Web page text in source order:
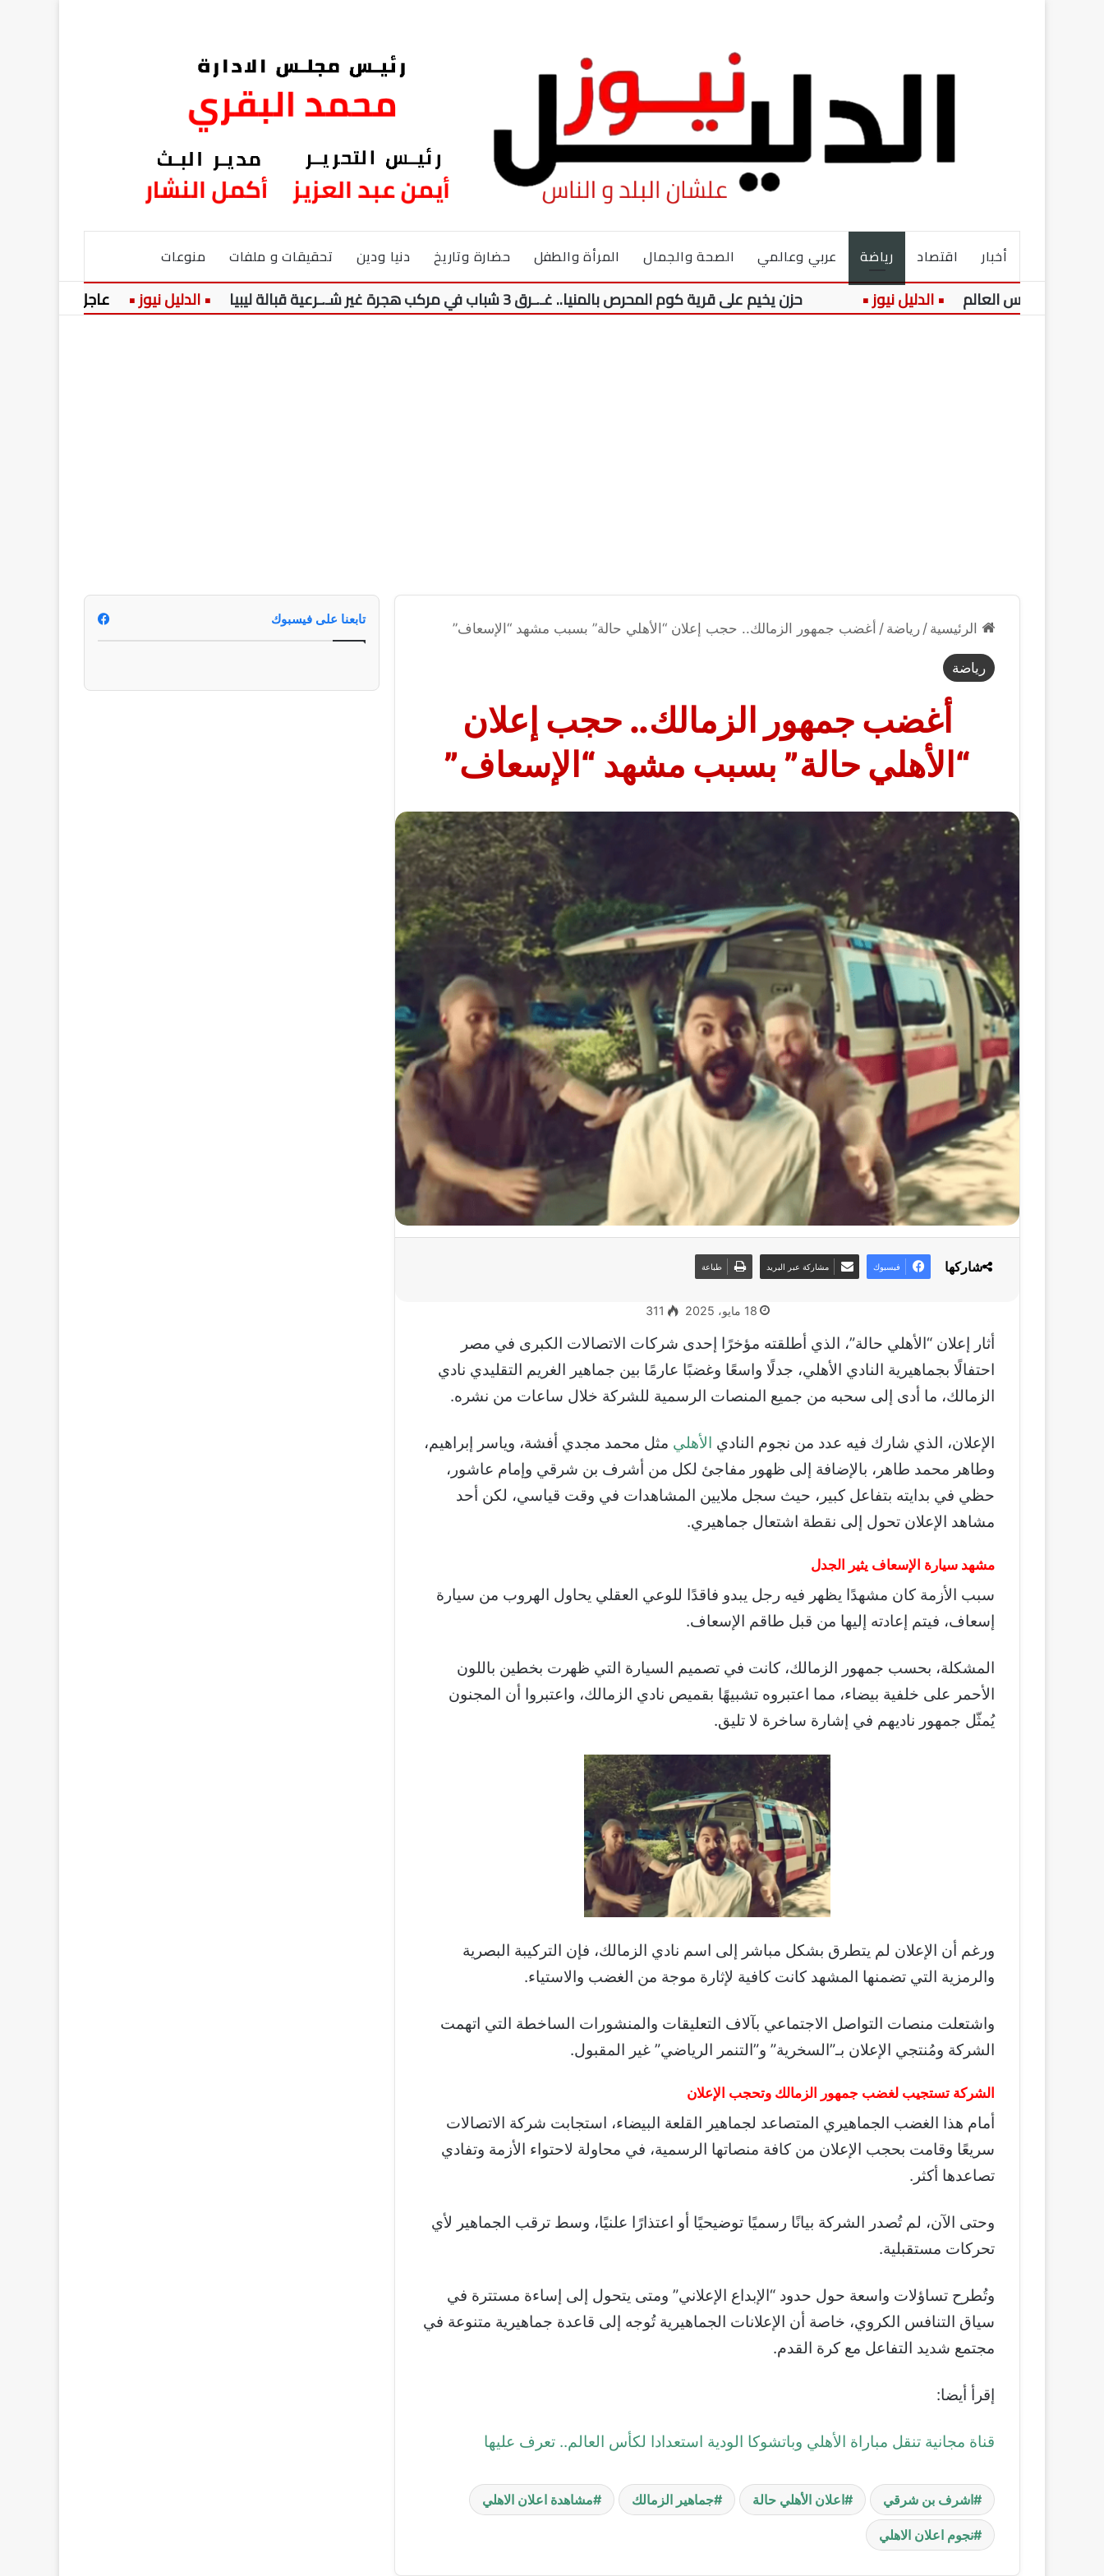
أخبار اقتصاد رياضة عربي وعالمي الصحة والجمال المرأة والطفل حضارة وتاريخ دنيا ودين تحقيقات و ملفات منوعات
حزن يخيم على قرية كوم المحرص بالمنيا.. غـ.ـرق 3 شباب في مركب هجرة غير شـ.ـرعية قبالة ليبيا عاجل: الخريطة الزمنية للعام الدراسي 2027..
الرئيسية / رياضة / أغضب جمهور الزمالك.. حجب إعلان “الأهلي حالة” بسبب مشهد “الإسعاف”
رياضة
أغضب جمهور الزمالك.. حجب إعلان
“الأهلي حالة” بسبب مشهد “الإسعاف”
18 مايو، 2025 311
أثار إعلان “الأهلي حالة”، الذي أطلقته مؤخرًا إحدى شركات الاتصالات الكبرى في مصر
احتفالًا بجماهيرية النادي الأهلي، جدلًا واسعًا وغضبًا عارمًا بين جماهير الغريم التقليدي نادي
الزمالك، ما أدى إلى سحبه من جميع المنصات الرسمية للشركة خلال ساعات من نشره.
الإعلان، الذي شارك فيه عدد من نجوم النادي الأهلي مثل محمد مجدي أفشة، وياسر إبراهيم،
وطاهر محمد طاهر، بالإضافة إلى ظهور مفاجئ لكل من أشرف بن شرقي وإمام عاشور،
حظي في بدايته بتفاعل كبير، حيث سجل ملايين المشاهدات في وقت قياسي، لكن أحد
مشاهد الإعلان تحول إلى نقطة اشتعال جماهيري.
مشهد سيارة الإسعاف يثير الجدل
سبب الأزمة كان مشهدًا يظهر فيه رجل يبدو فاقدًا للوعي العقلي يحاول الهروب من سيارة
إسعاف، فيتم إعادته إليها من قبل طاقم الإسعاف.
المشكلة، بحسب جمهور الزمالك، كانت في تصميم السيارة التي ظهرت بخطين باللون
الأحمر على خلفية بيضاء، مما اعتبروه تشبيهًا بقميص نادي الزمالك، واعتبروا أن المجنون
يُمثّل جمهور ناديهم في إشارة ساخرة لا تليق.
ورغم أن الإعلان لم يتطرق بشكل مباشر إلى اسم نادي الزمالك، فإن التركيبة البصرية
والرمزية التي تضمنها المشهد كانت كافية لإثارة موجة من الغضب والاستياء.
واشتعلت منصات التواصل الاجتماعي بآلاف التعليقات والمنشورات الساخطة التي اتهمت
الشركة ومُنتجي الإعلان بـ”السخرية” و”التنمر الرياضي” غير المقبول.
الشركة تستجيب لغضب جمهور الزمالك وتحجب الإعلان
أمام هذا الغضب الجماهيري المتصاعد لجماهير القلعة البيضاء، استجابت شركة الاتصالات
سريعًا وقامت بحجب الإعلان من كافة منصاتها الرسمية، في محاولة لاحتواء الأزمة وتفادي
تصاعدها أكثر.
وحتى الآن، لم تُصدر الشركة بيانًا رسميًا توضيحيًا أو اعتذارًا علنيًا، وسط ترقب الجماهير لأي
تحركات مستقبلية.
وتُطرح تساؤلات واسعة حول حدود “الإبداع الإعلاني” ومتى يتحول إلى إساءة مستترة في
سياق التنافس الكروي، خاصة أن الإعلانات الجماهيرية تُوجه إلى قاعدة جماهيرية متنوعة في
مجتمع شديد التفاعل مع كرة القدم.
إقرأ أيضا:
قناة مجانية تنقل مباراة الأهلي وباتشوكا الودية استعدادا لكأس العالم.. تعرف عليها
اشرف بن شرقي اعلان الأهلي حالة جماهير الزمالك مشاهدة اعلان الاهلي
نجوم اعلان الاهلي
شاركها فيسبوك مشاركة عبر البريد طباعة
تابعنا على فيسبوك